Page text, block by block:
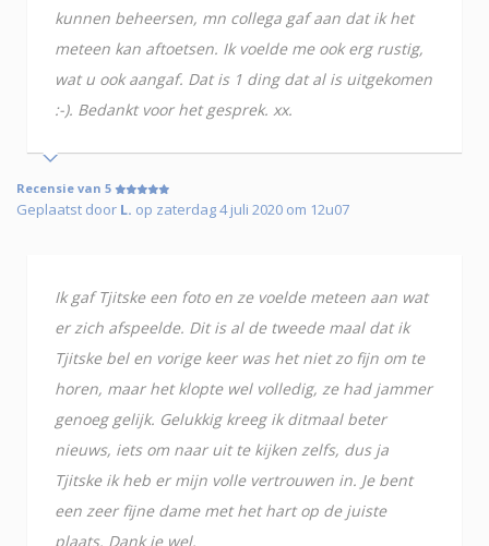
kunnen beheersen, mn collega gaf aan dat ik het
meteen kan aftoetsen. Ik voelde me ook erg rustig,
wat u ook aangaf. Dat is 1 ding dat al is uitgekomen
:-). Bedankt voor het gesprek. xx.
Recensie van 5
Geplaatst door L. op zaterdag 4 juli 2020 om 12u07
Ik gaf Tjitske een foto en ze voelde meteen aan wat
er zich afspeelde. Dit is al de tweede maal dat ik
Tjitske bel en vorige keer was het niet zo fijn om te
horen, maar het klopte wel volledig, ze had jammer
genoeg gelijk. Gelukkig kreeg ik ditmaal beter
nieuws, iets om naar uit te kijken zelfs, dus ja
Tjitske ik heb er mijn volle vertrouwen in. Je bent
een zeer fijne dame met het hart op de juiste
plaats. Dank je wel.